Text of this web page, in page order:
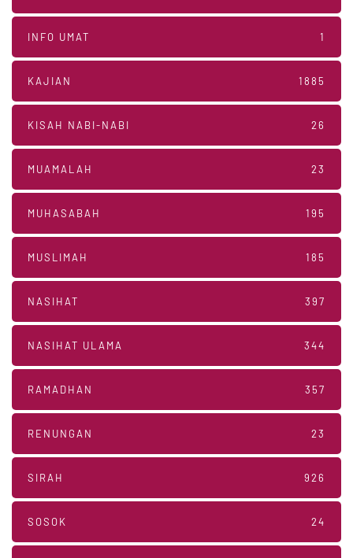
INFO UMAT 1
KAJIAN 1885
KISAH NABI-NABI 26
MUAMALAH 23
MUHASABAH 195
MUSLIMAH 185
NASIHAT 397
NASIHAT ULAMA 344
RAMADHAN 357
RENUNGAN 23
SIRAH 926
SOSOK 24